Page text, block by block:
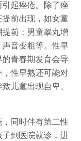
起痤疮。除了痤
前出现，如女童
前；男童睾丸增
音变粗等。性早
青春期发育会导
性早熟还可能对
儿童出现自卑、
同时伴有第二性
到医院就诊，进